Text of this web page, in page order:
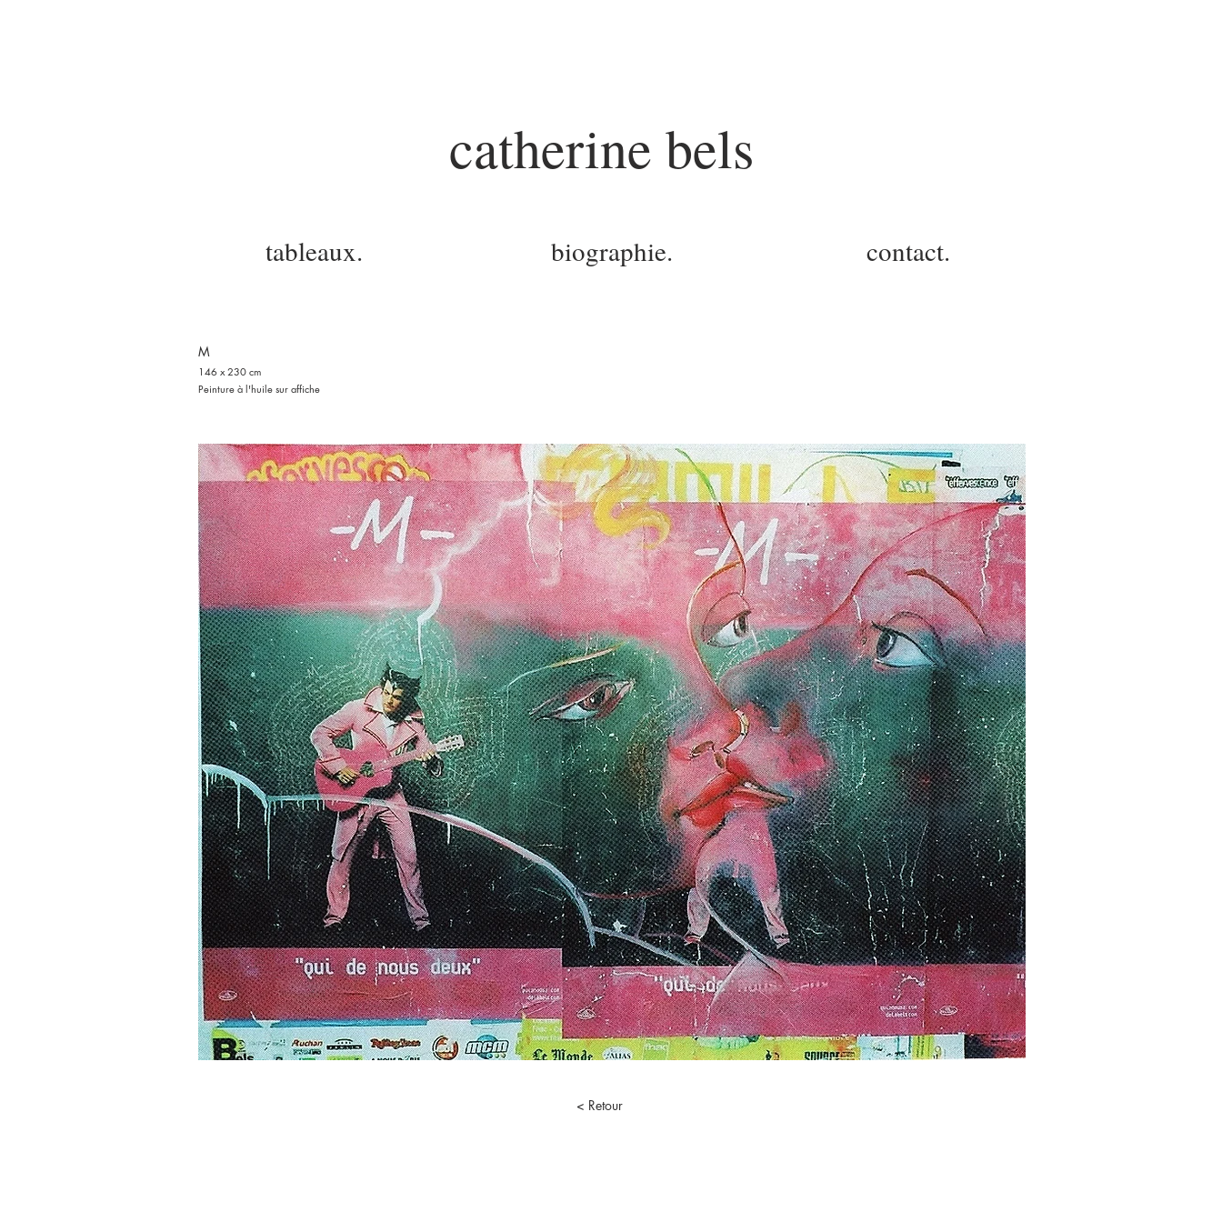
tableaux. biographie. contact.
catherine bels
M
146 x 230 cm
Peinture à l'huile sur affiche
< Retour